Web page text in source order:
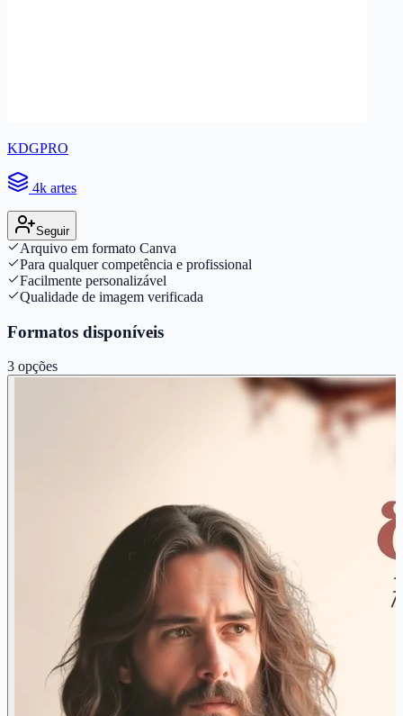
KDGPRO
4k artes
Seguir
Arquivo em formato Canva
Para qualquer competência e profissional
Facilmente personalizável
Qualidade de imagem verificada
Formatos disponíveis
3 opções